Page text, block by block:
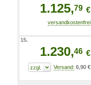
1.125,79 €
15.
1.230,46 €
6,90 €